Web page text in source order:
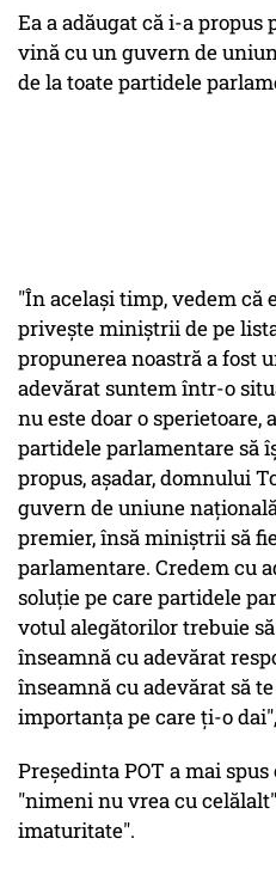
Ea a adăugat că i-a
vină cu un guvern de
de la toate partidele
"În acelaşi timp, vedem că
priveşte miniştrii de pe
propunerea noastră a fost
adevărat suntem într-o
nu este doar o sperietoare,
partidele parlamentare să
propus, aşadar, domnului
guvern de uniune
premier, însă miniştrii să
parlamentare. Credem cu
soluţie pe care partidele
votul alegătorilor trebuie
înseamnă cu adevărat
înseamnă cu adevărat să
importanţa pe care ţi-o
Preşedinta POT a mai
"nimeni nu vrea cu
imaturitate".